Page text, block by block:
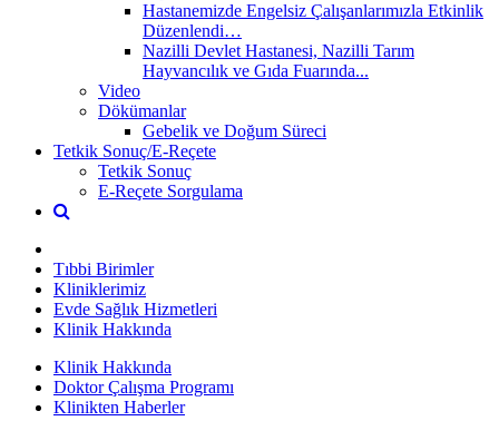
Hastanemizde Engelsiz Çalışanlarımızla Etkinlik
Düzenlendi…
Nazilli Devlet Hastanesi, Nazilli Tarım
Hayvancılık ve Gıda Fuarında...
Video
Dökümanlar
Gebelik ve Doğum Süreci
Tetkik Sonuç/E-Reçete
Tetkik Sonuç
E-Reçete Sorgulama
Tıbbi Birimler
Kliniklerimiz
Evde Sağlık Hizmetleri
Klinik Hakkında
Klinik Hakkında
Doktor Çalışma Programı
Klinikten Haberler